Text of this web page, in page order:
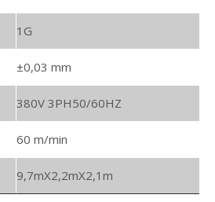
1G
±0,03 mm
380V 3PH50/60HZ
60 m/min
9,7mX2,2mX2,1m